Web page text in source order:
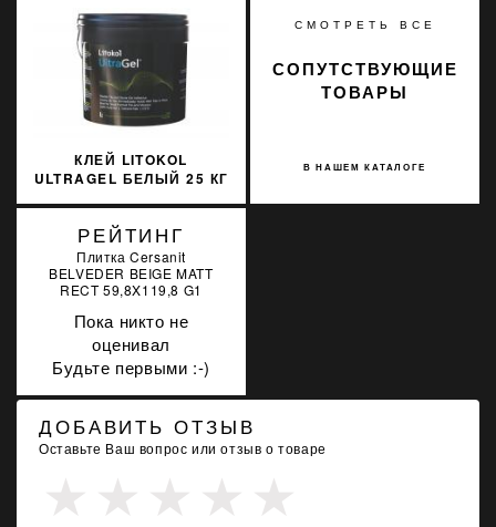
КЛЕЙ LITOKOL
ULTRAGEL БЕЛЫЙ 25 КГ
СМОТРЕТЬ ВСЕ
В НАШЕМ КАТАЛОГЕ
СОПУТСТВУЮЩИЕ
ТОВАРЫ
РЕЙТИНГ
Плитка Cersanit
BELVEDER BEIGE MATT
RECT 59,8X119,8 G1
Пока никто не
оценивал
Будьте первыми :-)
ДОБАВИТЬ ОТЗЫВ
Оставьте Ваш вопрос или отзыв о товаре